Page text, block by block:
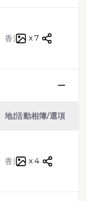
香港 x 7
地點 類型
活動相簿/選項
香港 x 4